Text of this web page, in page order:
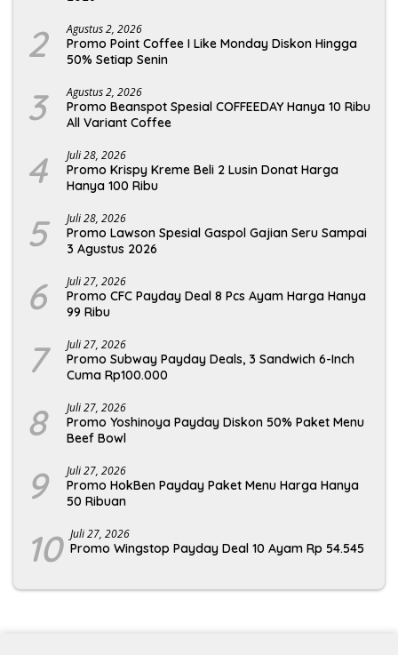
2 Agustus 2, 2026
Promo Point Coffee I Like Monday Diskon Hingga
50% Setiap Senin
3 Agustus 2, 2026
Promo Beanspot Spesial COFFEEDAY Hanya 10 Ribu
All Variant Coffee
4 Juli 28, 2026
Promo Krispy Kreme Beli 2 Lusin Donat Harga
Hanya 100 Ribu
5 Juli 28, 2026
Promo Lawson Spesial Gaspol Gajian Seru Sampai
3 Agustus 2026
6 Juli 27, 2026
Promo CFC Payday Deal 8 Pcs Ayam Harga Hanya
99 Ribu
7 Juli 27, 2026
Promo Subway Payday Deals, 3 Sandwich 6-Inch
Cuma Rp100.000
8 Juli 27, 2026
Promo Yoshinoya Payday Diskon 50% Paket Menu
Beef Bowl
9 Juli 27, 2026
Promo HokBen Payday Paket Menu Harga Hanya
50 Ribuan
10 Juli 27, 2026
Promo Wingstop Payday Deal 10 Ayam Rp 54.545